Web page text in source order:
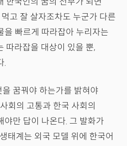
고 잘 살자조차도 누군가 다른
을 빠르게 따라잡아 누리자는
따라잡을 대상이 있을 뿐,
.
꿈꿔야 하는가를 밝혀야
회의 고통과 한국 사회의
야만 답이 나온다. 그 발화가
태계는 외국 모델 위에 한국어